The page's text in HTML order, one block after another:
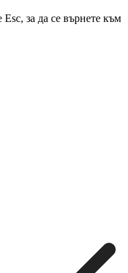
за да се върнете към